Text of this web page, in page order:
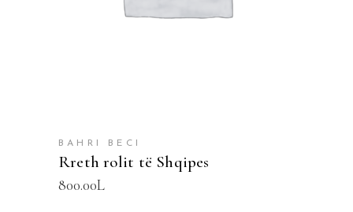
BAHRI BECI
Rreth rolit të Shqipes
800.00L